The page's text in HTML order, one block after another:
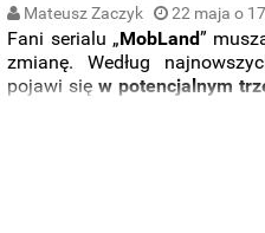
Mateusz Zaczyk 22 maja o
Fani serialu „MobLand”
zmianę. Według
pojawi się w potencjalnym
.
z serialem po